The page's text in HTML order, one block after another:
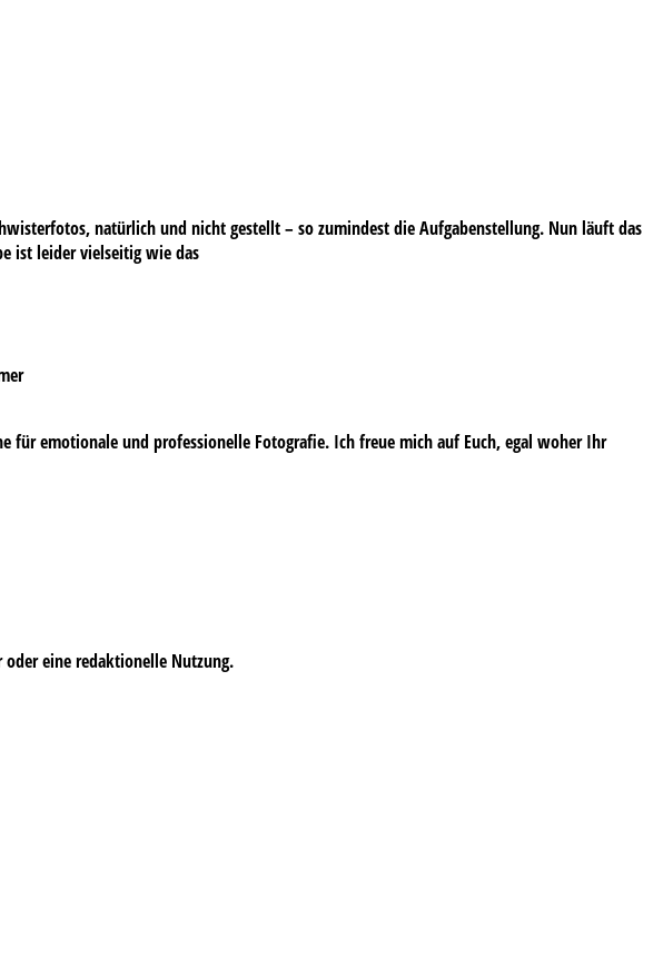
natürlich und nicht gestellt – so zumindest die Aufgabenstellung. Nun läuft das
ist leider vielseitig wie das
für emotionale und professionelle Fotografie. Ich freue mich auf Euch, egal woher Ihr
oder eine redaktionelle Nutzung.